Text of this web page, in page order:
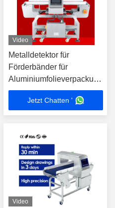
Video
Metalldetektor für
Förderbänder für
Aluminiumfolieverpackungen
in der
Lebensmittelindustrie.
Jetzt Chatten '
Video